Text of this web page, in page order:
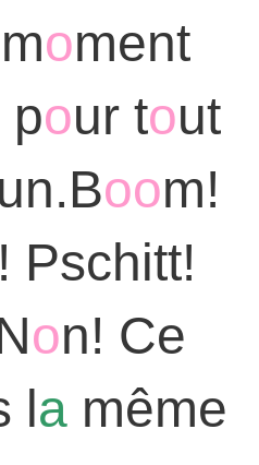
oment
pour tout
oom!
Pschitt!
on! Ce
lamême